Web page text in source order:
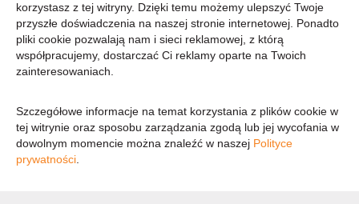
102,73 zł
83,52 zł (cena netto)
OPIS PARAMETRY
Zizo Bolt Cover to doskonale zaprojektowane etui, które spełnia
korzystasz z tej witryny. Dzięki temu możemy ulepszyć Twoje
przyszłe doświadczenia na naszej stronie internetowej. Ponadto
pliki cookie pozwalają nam i sieci reklamowej, z którą
współpracujemy, dostarczać Ci reklamy oparte na Twoich
zainteresowaniach.
Szczegółowe informacje na temat korzystania z plików cookie w
tej witrynie oraz sposobu zarządzania zgodą lub jej wycofania w
dowolnym momencie można znaleźć w naszej Polityce
prywatności